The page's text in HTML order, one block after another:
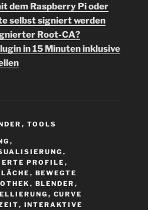
dem Raspberry Pi oder
selbst signiert werden
Root-CA?
in 15 Minuten inklusive
, TOOLS
,
,
PROFILE ,
, BEWEGTE
, BLENDER ,
, CURVE
, INTERAKTIVE